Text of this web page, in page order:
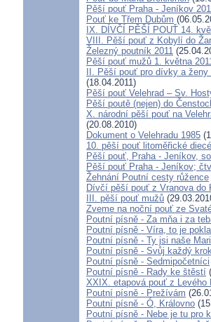
Pěší pouť Praha - Jeníkov
Pouť ke Třem Dubům
IX. DÍVČÍ PĚŠÍ POUŤ 14.
VIII. Pěší pouť z Kobylí do
Železný poutník 2011
Pěší pouť mužů 1. května
II. Pěší pouť pro dívky a
(18.04.2011)
Pěší pouť Velehrad – Sv.
Pěší poutě (nejen) do
X. národní pěší pouť na
(20.08.2010)
Dokument o Velehradu 1985
10. pěší pouť litoměřické
Pěší pouť, Praha - Jeníkov,
Pěší pouť Praha - Jeníkov;
Žehnání Poutní cesty růžence
Dívčí pěší pouť z Vranova do
III. pěší pouť mužů
Zveme na noční pouť ze
Poutní písně - Za mňa i za
Poutní písně - Víra, to je
Poutní písně - Ty jsi naše
Poutní písně - Svůj každý
Poutní písně - Sedmipočetníci
Poutní písně - Rady ke štěstí
XXIX. etapová pouť z Levého
Poutní písně - Prežívám
Poutní písně - Ó, Královno
Poutní písně - Nebe je tu pro